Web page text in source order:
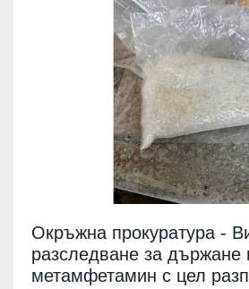
Окръжна прокуратура -
разследване за държане
метамфетамин с цел